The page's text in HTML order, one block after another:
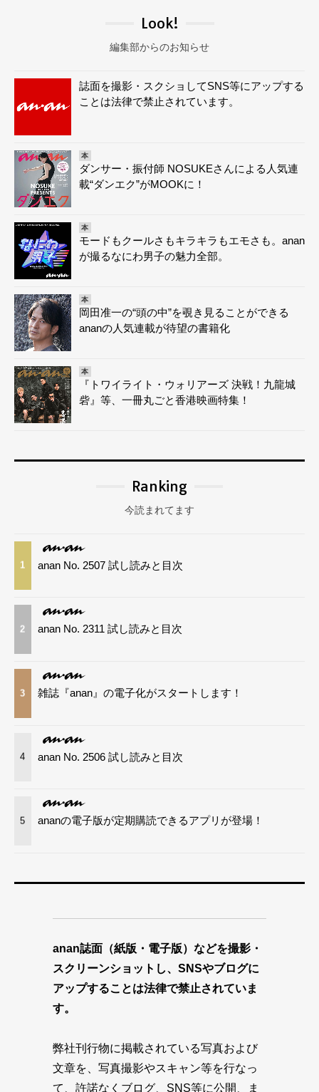
Look!
編集部からのお知らせ
誌面を撮影・スクショしてSNS等にアップする
ことは法律で禁止されています。
本
ダンサー・振付師 NOSUKEさんによる人気連
載“ダンエク”がMOOKに！
本
モードもクールさもキラキラもエモさも。anan
が撮るなにわ男子の魅力全部。
本
岡田准一の“頭の中”を覗き見ることができる
ananの人気連載が待望の書籍化
本
『トワイライト・ウォリアーズ 決戦！九龍城
砦』等、一冊丸ごと香港映画特集！
Ranking
今読まれてます
1 anan No. 2507 試し読みと目次
2 anan No. 2311 試し読みと目次
3 雑誌『anan』の電子化がスタートします！
4 anan No. 2506 試し読みと目次
5 ananの電子版が定期購読できるアプリが登場！
anan誌面（紙版・電子版）などを撮影・
スクリーンショットし、SNSやブログに
アップすることは法律で禁止されていま
す。
弊社刊行物に掲載されている写真および
文章を、写真撮影やスキャン等を行なっ
て、許諾なくブログ、SNS等に公開、ま